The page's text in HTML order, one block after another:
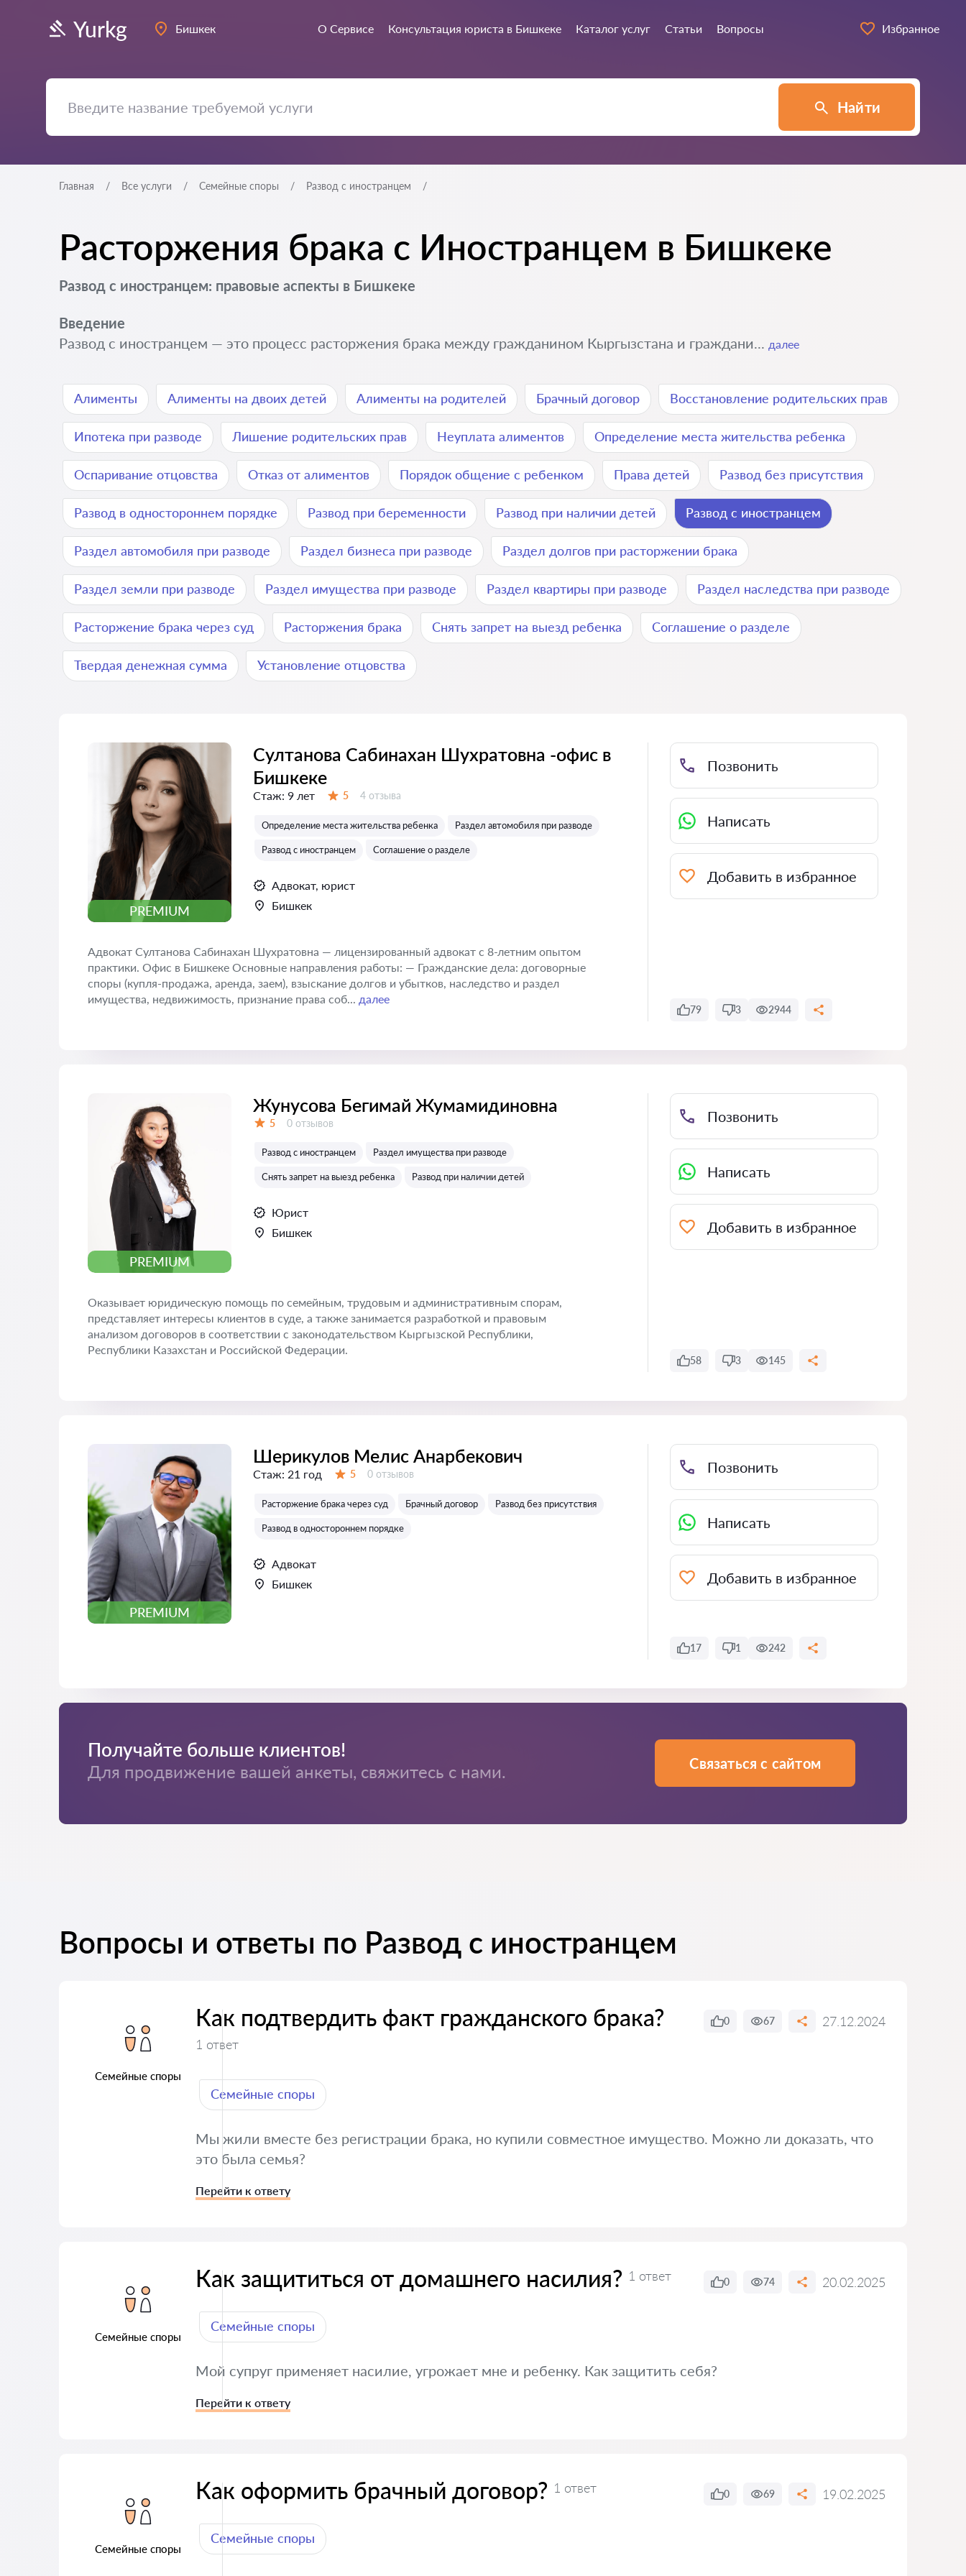
Yurkg Бишкек О Сервисе Консультация юриста в Бишкеке Каталог услуг Статьи Вопросы Избранное
Найти
Главная Все услуги Семейные споры Развод с иностранцем
Расторжения брака с Иностранцем в Бишкеке
Развод с иностранцем: правовые аспекты в Бишкеке
Введение
Развод с иностранцем — это процесс расторжения брака между гражданином Кыргызстана и граждани... далее
Алименты Алименты на двоих детей Алименты на родителей Брачный договор Восстановление родительских прав
Ипотека при разводе Лишение родительских прав Неуплата алиментов Определение места жительства ребенка
Оспаривание отцовства Отказ от алиментов Порядок общение с ребенком Права детей Развод без присутствия
Развод в одностороннем порядке Развод при беременности Развод при наличии детей Развод с иностранцем
Раздел автомобиля при разводе Раздел бизнеса при разводе Раздел долгов при расторжении брака
Раздел земли при разводе Раздел имущества при разводе Раздел квартиры при разводе Раздел наследства при разводе
Расторжение брака через суд Расторжения брака Снять запрет на выезд ребенка Соглашение о разделе
Твердая денежная сумма Установление отцовства
PREMIUM
Султанова Сабинахан Шухратовна -офис в
Бишкеке
Стаж: 9 лет 5 Отзывов:
4 отзыва
Определение места жительства ребенка Раздел автомобиля при разводе
Развод с иностранцем Соглашение о разделе
Адвокат, юрист
Бишкек
Адвокат Султанова Сабинахан Шухратовна — лицензированный адвокат с 8-летним опытом
практики. Офис в Бишкеке Основные направления работы: — Гражданские дела: договорные
споры (купля-продажа, аренда, заем), взыскание долгов и убытков, наследство и раздел
имущества, недвижимость, признание права соб... далее
Позвонить
Написать
Добавить в избранное
79 3 2944
PREMIUM
Жунусова Бегимай Жумамидиновна
5 Отзывов:
0 отзывов
Развод с иностранцем Раздел имущества при разводе
Снять запрет на выезд ребенка Развод при наличии детей
Юрист
Бишкек
Оказывает юридическую помощь по семейным, трудовым и административным спорам,
представляет интересы клиентов в суде, а также занимается разработкой и правовым
анализом договоров в соответствии с законодательством Кыргызской Республики,
Республики Казахстан и Российской Федерации.
Позвонить
Написать
Добавить в избранное
58 3 145
PREMIUM
Шерикулов Мелис Анарбекович
Стаж: 21 год 5 Отзывов:
0 отзывов
Расторжение брака через суд Брачный договор Развод без присутствия
Развод в одностороннем порядке
Адвокат
Бишкек
Позвонить
Написать
Добавить в избранное
17 1 242
Получайте больше клиентов!
Для продвижение вашей анкеты, свяжитесь с нами. Связаться с сайтом
Вопросы и ответы по Развод с иностранцем
Семейные споры
Как подтвердить факт гражданского брака?
1 ответ
0 67 27.12.2024
Семейные споры
Мы жили вместе без регистрации брака, но купили совместное имущество. Можно ли доказать, что
это была семья?
Перейти к ответу
Семейные споры
Как защититься от домашнего насилия? 1 ответ 0 74 20.02.2025
Семейные споры
Мой супруг применяет насилие, угрожает мне и ребенку. Как защитить себя?
Перейти к ответу
Семейные споры
Как оформить брачный договор? 1 ответ 0 69 19.02.2025
Семейные споры